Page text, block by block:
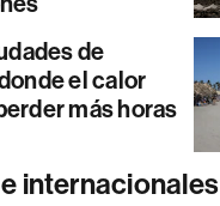
de
el calor
más horas
internacionales